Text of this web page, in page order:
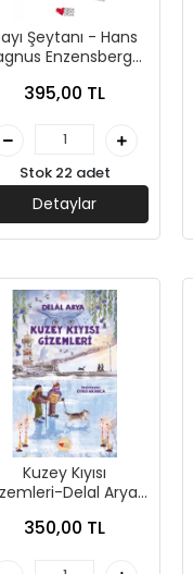
Şeytanı - Hans
Enzensberger
395,00 TL
Stok 22 adet
Detaylar
Kuzey Kıyısı
Delal Arya-
350,00 TL